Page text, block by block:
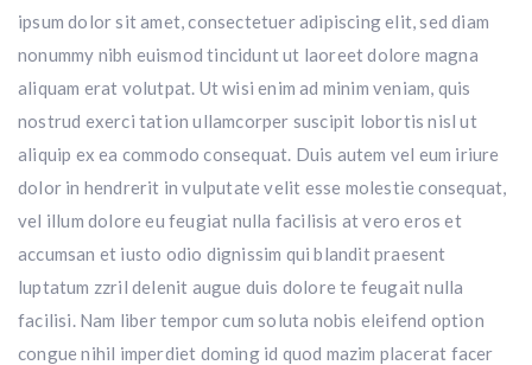
ipsum dolor sit amet, consectetuer adipiscing elit, sed diam
nonummy nibh euismod tincidunt ut laoreet dolore magna
aliquam erat volutpat. Ut wisi enim ad minim veniam, quis
nostrud exerci tation ullamcorper suscipit lobortis nisl ut
aliquip ex ea commodo consequat. Duis autem vel eum iriure
dolor in hendrerit in vulputate velit esse molestie consequat,
vel illum dolore eu feugiat nulla facilisis at vero eros et
accumsan et iusto odio dignissim qui blandit praesent
luptatum zzril delenit augue duis dolore te feugait nulla
facilisi. Nam liber tempor cum soluta nobis eleifend option
congue nihil imperdiet doming id quod mazim placerat facer